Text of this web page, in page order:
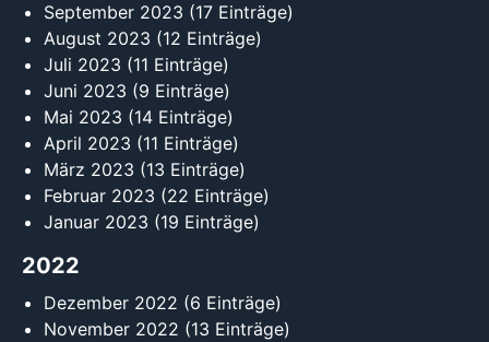
September 2023 (17 Einträge)
August 2023 (12 Einträge)
Juli 2023 (11 Einträge)
Juni 2023 (9 Einträge)
Mai 2023 (14 Einträge)
April 2023 (11 Einträge)
März 2023 (13 Einträge)
Februar 2023 (22 Einträge)
Januar 2023 (19 Einträge)
2022
Dezember 2022 (6 Einträge)
November 2022 (13 Einträge)